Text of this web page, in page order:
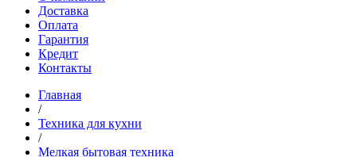
Доставка
Оплата
Гарантия
Кредит
Контакты
Главная
/
Техника для кухни
/
Мелкая бытовая техника